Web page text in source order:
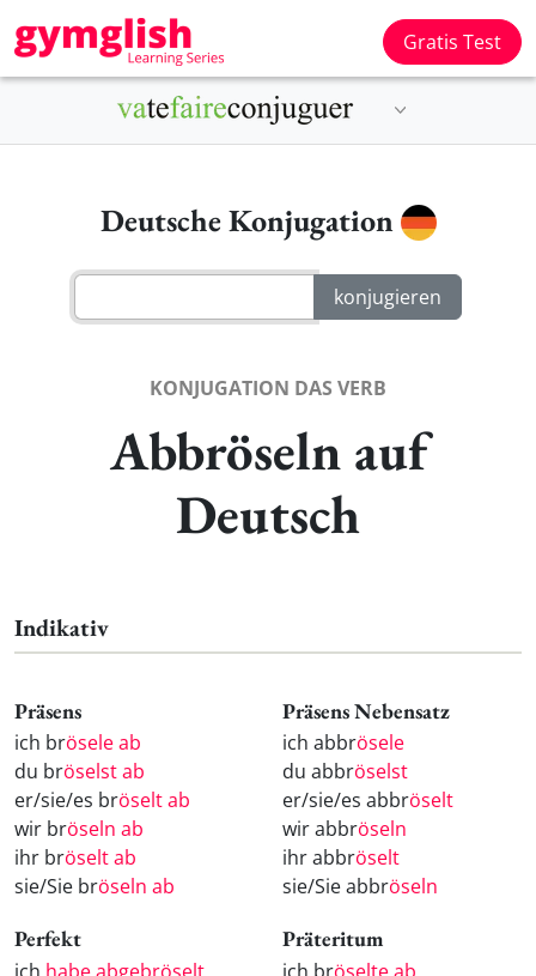
Gratis Test
Deutsche Konjugation
KONJUGATION DAS VERB
Abbröseln auf
Deutsch
Indikativ
Präsens
ich brösele ab
du bröselst ab
er/sie/es bröselt ab
wir bröseln ab
ihr bröselt ab
sie/Sie bröseln ab
Präsens Nebensatz
ich abbrösele
du abbröselst
er/sie/es abbröselt
wir abbröseln
ihr abbröselt
sie/Sie abbröseln
Perfekt Präteritum